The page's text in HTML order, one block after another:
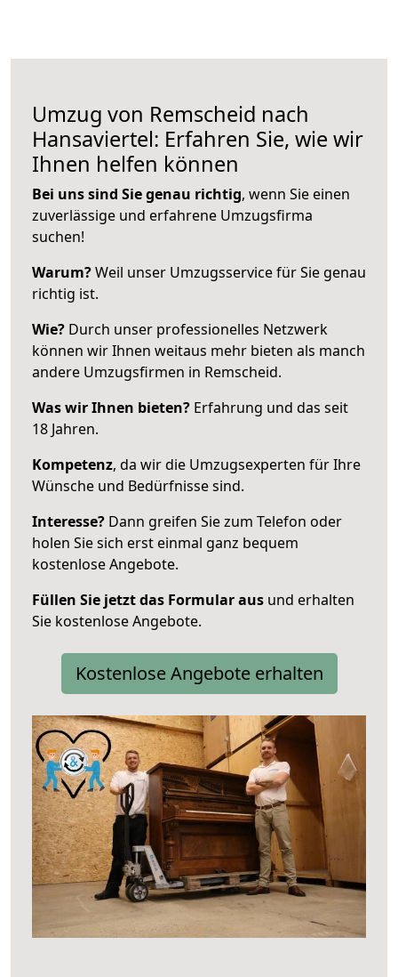
Umzug von Remscheid nach
Hansaviertel: Erfahren Sie, wie wir
Ihnen helfen können
Bei uns sind Sie genau richtig, wenn Sie einen
zuverlässige und erfahrene Umzugsfirma
suchen!
Warum?Weil unser Umzugsservice für Sie genau
richtig ist.
Wie? Durch unser professionelles Netzwerk
können wir Ihnen weitaus mehr bieten als manch
andere Umzugsfirmen in Remscheid.
Was wir Ihnen bieten? Erfahrung und das seit
18 Jahren.
Kompetenz, da wir die Umzugsexperten für Ihre
Wünsche und Bedürfnisse sind.
Interesse? Dann greifen Sie zum Telefon oder
holen Sie sich erst einmal ganz bequem
kostenlose Angebote.
Füllen Sie jetzt das Formular aus und erhalten
Sie kostenlose Angebote.
Kostenlose Angebote erhalten